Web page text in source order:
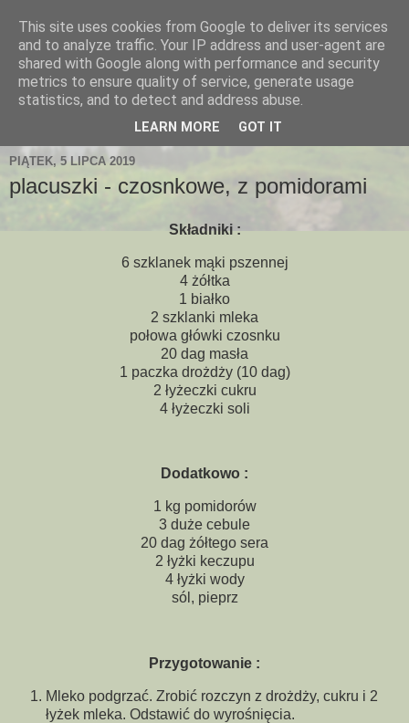
PIĄTEK, 5 LIPCA 2019
placuszki - czosnkowe, z pomidorami
Składniki :
6 szklanek mąki pszennej
4 żółtka
1 białko
2 szklanki mleka
połowa główki czosnku
20 dag masła
1 paczka drożdży (10 dag)
2 łyżeczki cukru
4 łyżeczki soli
Dodatkowo :
1 kg pomidorów
3 duże cebule
20 dag żółtego sera
2 łyżki keczupu
4 łyżki wody
sól, pieprz
Przygotowanie :
Mleko podgrzać. Zrobić rozczyn z drożdży, cukru i 2
łyżek mleka. Odstawić do wyrośnięcia.
This site uses cookies from Google to deliver its services
and to analyze traffic. Your IP address and user-agent are
shared with Google along with performance and security
metrics to ensure quality of service, generate usage
statistics, and to detect and address abuse.
LEARN MORE GOT IT